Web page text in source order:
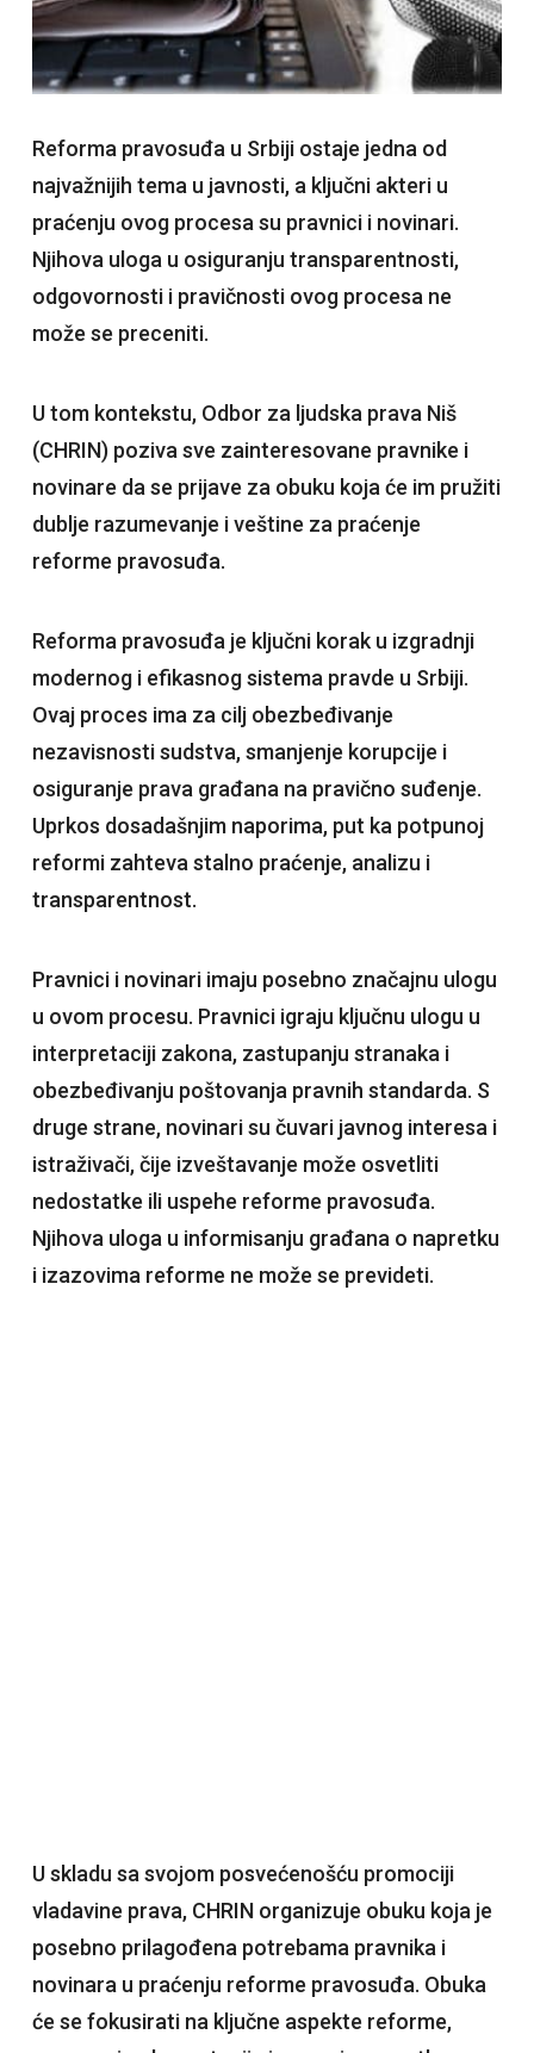
Reforma pravosuđa u Srbiji ostaje jedna od
najvažnijih tema u javnosti, a ključni akteri u
praćenju ovog procesa su pravnici i novinari.
Njihova uloga u osiguranju transparentnosti,
odgovornosti i pravičnosti ovog procesa ne
može se preceniti.
U tom kontekstu, Odbor za ljudska prava Niš
(CHRIN) poziva sve zainteresovane pravnike i
novinare da se prijave za obuku koja će im pružiti
dublje razumevanje i veštine za praćenje
reforme pravosuđa.
Reforma pravosuđa je ključni korak u izgradnji
modernog i efikasnog sistema pravde u Srbiji.
Ovaj proces ima za cilj obezbeđivanje
nezavisnosti sudstva, smanjenje korupcije i
osiguranje prava građana na pravično suđenje.
Uprkos dosadašnjim naporima, put ka potpunoj
reformi zahteva stalno praćenje, analizu i
transparentnost.
Pravnici i novinari imaju posebno značajnu ulogu
u ovom procesu. Pravnici igraju ključnu ulogu u
interpretaciji zakona, zastupanju stranaka i
obezbeđivanju poštovanja pravnih standarda. S
druge strane, novinari su čuvari javnog interesa i
istraživači, čije izveštavanje može osvetliti
nedostatke ili uspehe reforme pravosuđa.
Njihova uloga u informisanju građana o napretku
i izazovima reforme ne može se prevideti.
U skladu sa svojom posvećenošću promociji
vladavine prava, CHRIN organizuje obuku koja je
posebno prilagođena potrebama pravnika i
novinara u praćenju reforme pravosuđa. Obuka
će se fokusirati na ključne aspekte reforme,